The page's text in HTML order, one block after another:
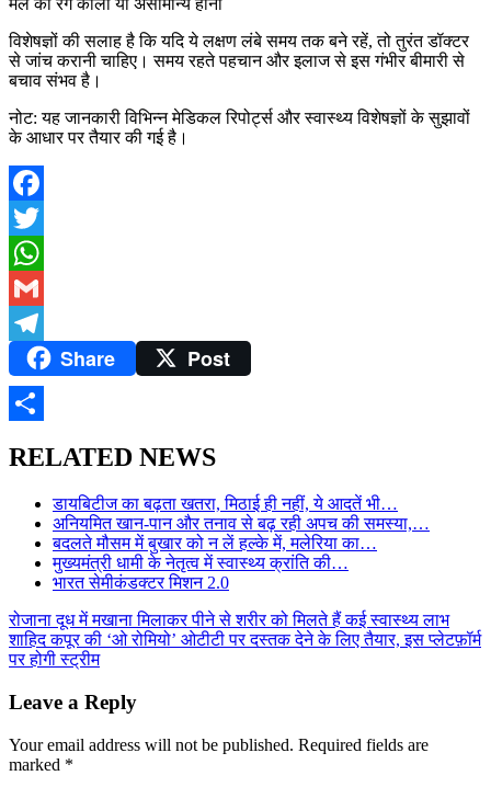
विशेषज्ञों की सलाह है कि यदि ये लक्षण लंबे समय तक बने रहें, तो तुरंत डॉक्टर
से जांच करानी चाहिए। समय रहते पहचान और इलाज से इस गंभीर बीमारी से
बचाव संभव है।
नोट: यह जानकारी विभिन्न मेडिकल रिपोर्ट्स और स्वास्थ्य विशेषज्ञों के सुझावों
के आधार पर तैयार की गई है।
Facebook
Twitter
WhatsApp
Gmail
TelegramShare Post
RELATED NEWS
डायबिटीज का बढ़ता खतरा, मिठाई ही नहीं, ये आदतें भी…
अनियमित खान-पान और तनाव से बढ़ रही अपच की समस्या,…
बदलते मौसम में बुखार को न लें हल्के में, मलेरिया का…
मुख्यमंत्री धामी के नेतृत्व में स्वास्थ्य क्रांति की…
भारत सेमीकंडक्टर मिशन 2.0
Post
navigation
रोजाना दूध में मखाना मिलाकर पीने से शरीर को मिलते हैं कई स्वास्थ्य लाभ
शाहिद कपूर की ‘ओ रोमियो’ ओटीटी पर दस्तक देने के लिए तैयार, इस प्लेटफ़ॉर्म
पर होगी स्ट्रीम
Leave a Reply
Your email address will not be published. Required fields are
marked *